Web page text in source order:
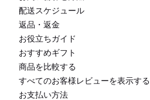
配送スケジュール
返品・返金
お役立ちガイド
おすすめギフト
商品を比較する
すべてのお客様レビューを表示する
お支払い方法